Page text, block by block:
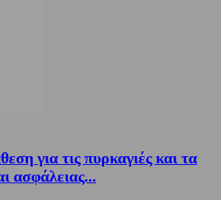
για τις πυρκαγιές και τα
ασφάλειας...